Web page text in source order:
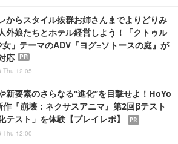
からスタイル抜群お姉さんまでよりどりみ
外娘たちとホテル経営しよう！「クトゥル
女」テーマのADV『ヨグ=ソトースの庭』が
応
PR
Thu 12:05
新要素のさらなる“進化”を目撃せよ！HoYo
『崩壊：ネクサスアニマ』第2回βテスト
テスト」を体験【プレイレポ】
PR
Thu 12:00